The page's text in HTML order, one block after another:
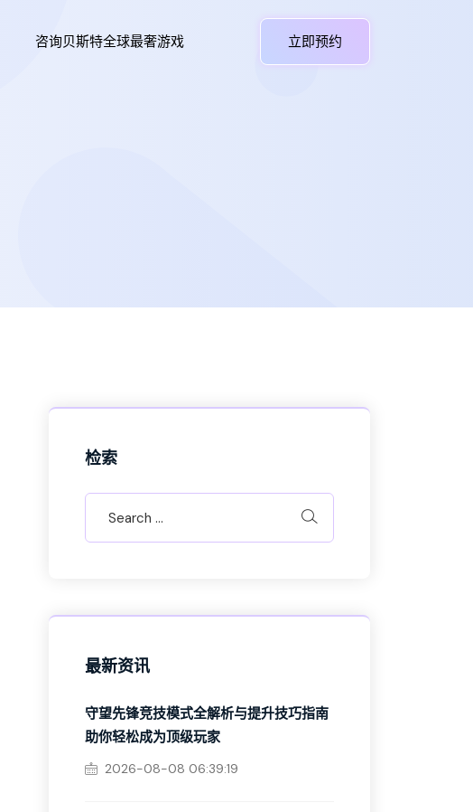
咨询贝斯特全球最奢游戏 立即预约
检索
最新资讯
守望先锋竞技模式全解析与提升技巧指南
助你轻松成为顶级玩家
2026-08-08 06:39:19